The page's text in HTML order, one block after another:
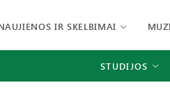
IR SKELBIMAI
STUDIJOS